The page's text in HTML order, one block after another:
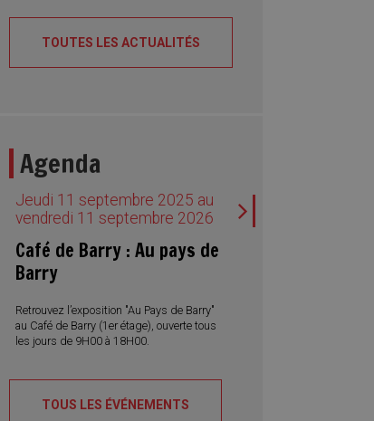
découvertes culinaires et des rencontres
monde entier, des desserts traditionnels,
TOUTES LES ACTUALITÉS
Agenda
Jeudi 11 septembre 2025 au
vendredi 11 septembre 2026
Café de Barry : Au pays de
Barry
Retrouvez l’exposition "Au Pays de Barry"
au Café de Barry (1er étage), ouverte tous
les jours de 9H00 à 18H00.
TOUS LES ÉVÉNEMENTS